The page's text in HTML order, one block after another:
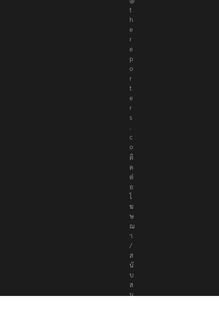
t
h
e
r
e
p
o
r
t
e
r
s
.
c
o
ติ
ด
ต่
อ
โ
ฆ
ษ
ณ
า
/
ส
นั
บ
ส
นุ